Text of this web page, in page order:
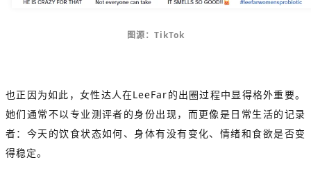
图源：TikTok
也正因为如此，女性达人在LeeFar的出圈过程中显得格外重要。
她们通常不以专业测评者的身份出现，而更像是日常生活的记录
者：今天的饮食状态如何、身体有没有变化、情绪和食欲是否变
得稳定。